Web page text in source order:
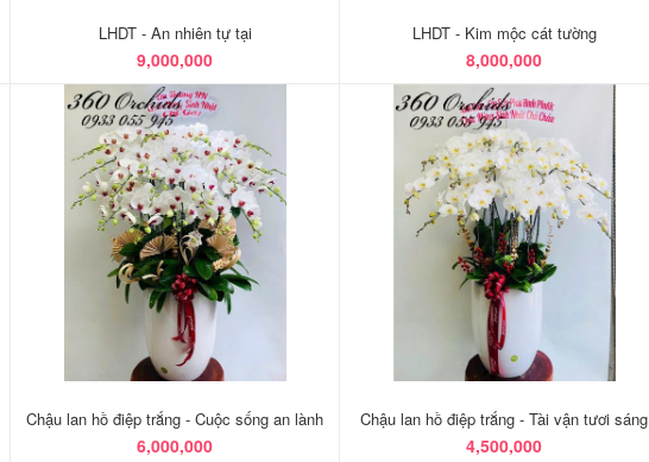
LHDT - An nhiên tự tại
9,000,000
LHDT - Kim mộc cát tường
8,000,000
Chậu lan hồ điệp trắng - Cuộc sống an lành
6,000,000
Chậu lan hồ điệp trắng - Tài vận tươi sáng
4,500,000